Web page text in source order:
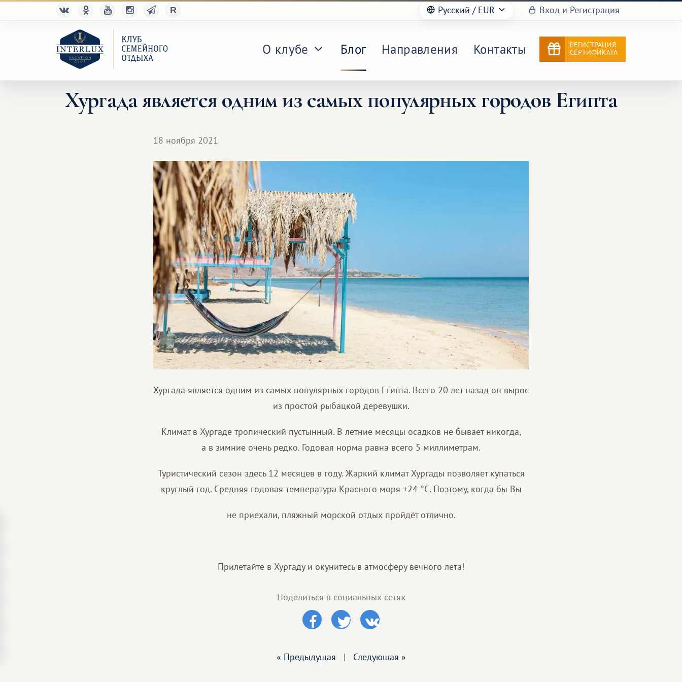
Русский / EUR Вход и Регистрация
О клубе Блог Направления Контакты
РЕГИСТРАЦИЯ
СЕРТИФИКАТА
Хургада является одним из самых популярных городов Египта
18 ноября 2021
Хургада является одним из самых популярных городов Египта. Всего 20 лет назад он вырос
из простой рыбацкой деревушки.
Климат в Хургаде тропический пустынный. В летние месяцы осадков не бывает никогда,
а в зимние очень редко. Годовая норма равна всего 5 миллиметрам.
Туристический сезон здесь 12 месяцев в году. Жаркий климат Хургады позволяет купаться
круглый год. Средняя годовая температура Красного моря +24 °C. Поэтому, когда бы Вы
не приехали, пляжный морской отдых пройдёт отлично.
Прилетайте в Хургаду и окунитесь в атмосферу вечного лета!
Поделиться в социальных сетях
« Предыдущая | Следующая »